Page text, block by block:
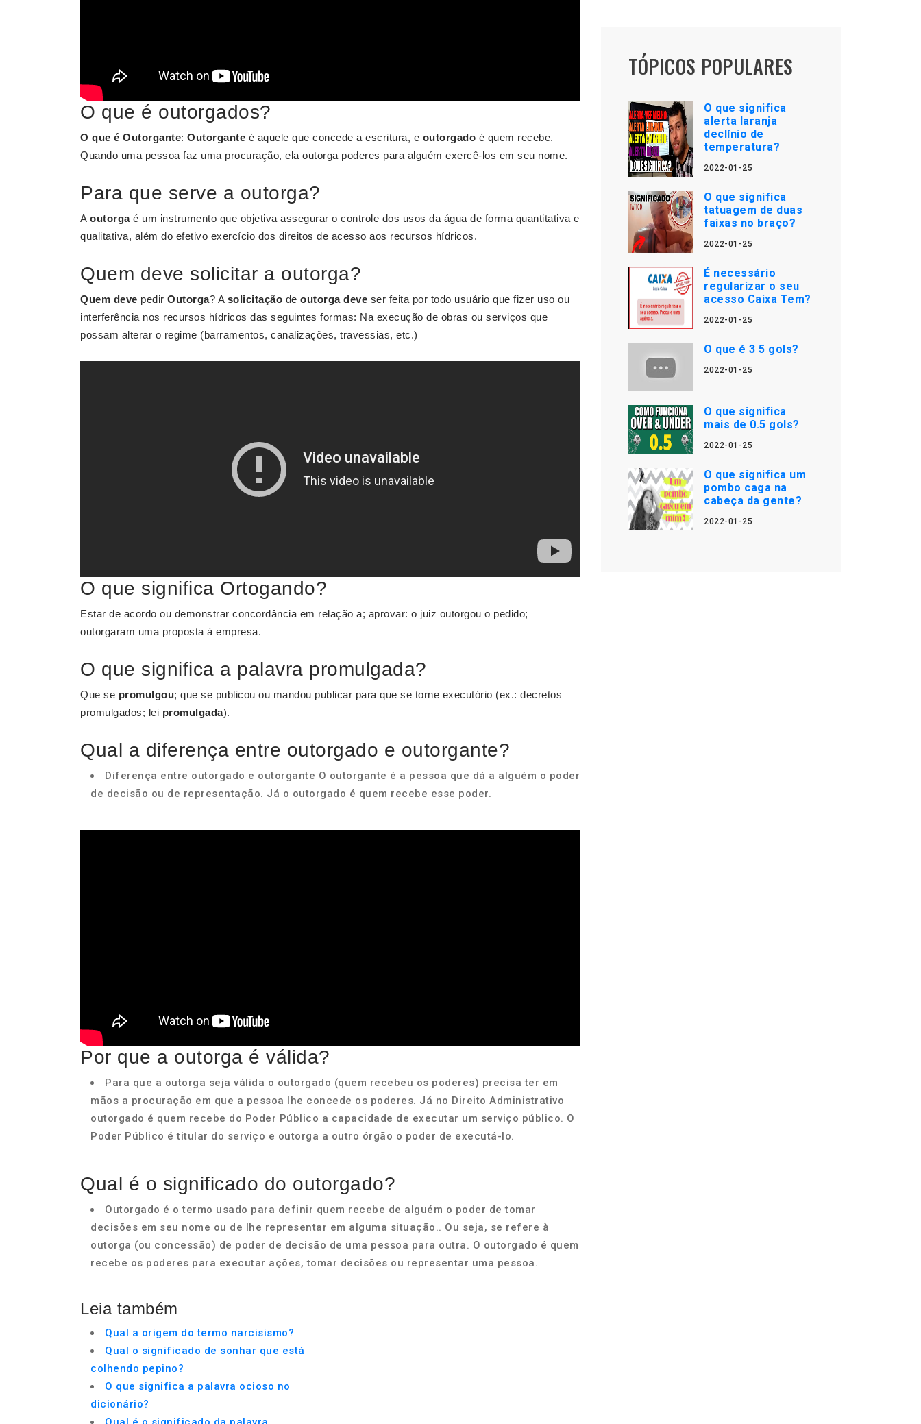
O que é outorgados?
O que é Outorgante: Outorgante é aquele que concede a escritura, e outorgado é quem recebe.
Quando uma pessoa faz uma procuração, ela outorga poderes para alguém exercê-los em seu nome.
Para que serve a outorga?
A outorgaé um instrumento que objetiva assegurar o controle dos usos da água de forma quantitativa e
qualitativa, além do efetivo exercício dos direitos de acesso aos recursos hídricos.
Quem deve solicitar a outorga?
Quem deve pedir Outorga? A solicitação de outorga deve ser feita por todo usuário que fizer uso ou
interferência nos recursos hídricos das seguintes formas: Na execução de obras ou serviços que
possam alterar o regime (barramentos, canalizações, travessias, etc.)
O que significa Ortogando?
Estar de acordo ou demonstrar concordância em relação a; aprovar: o juiz outorgou o pedido;
outorgaram uma proposta à empresa.
O que significa a palavra promulgada?
Que se promulgou; que se publicou ou mandou publicar para que se torne executório (ex.: decretos
promulgados; lei promulgada).
Qual a diferença entre outorgado e outorgante?
Diferença entre outorgado e outorgante O outorgante é a pessoa que dá a alguém o poder
de decisão ou de representação. Já o outorgado é quem recebe esse poder.
Por que a outorga é válida?
Para que a outorga seja válida o outorgado (quem recebeu os poderes) precisa ter em
mãos a procuração em que a pessoa lhe concede os poderes. Já no Direito Administrativo
outorgado é quem recebe do Poder Público a capacidade de executar um serviço público. O
Poder Público é titular do serviço e outorga a outro órgão o poder de executá-lo.
Qual é o significado do outorgado?
Outorgado é o termo usado para definir quem recebe de alguém o poder de tomar
decisões em seu nome ou de lhe representar em alguma situação.. Ou seja, se refere à
outorga (ou concessão) de poder de decisão de uma pessoa para outra. O outorgado é quem
recebe os poderes para executar ações, tomar decisões ou representar uma pessoa.
Leia também
Qual a origem do termo narcisismo?
Qual o significado de sonhar que está
colhendo pepino?
O que significa a palavra ocioso no
dicionário?
TÓPICOS POPULARES
O que significa
alerta laranja
declínio de
temperatura?
2022-01-25
O que significa
tatuagem de duas
faixas no braço?
2022-01-25
É necessário
regularizar o seu
acesso Caixa Tem?
2022-01-25
O que é 3 5 gols?
2022-01-25
O que significa
mais de 0.5 gols?
2022-01-25
O que significa um
pombo caga na
cabeça da gente?
2022-01-25